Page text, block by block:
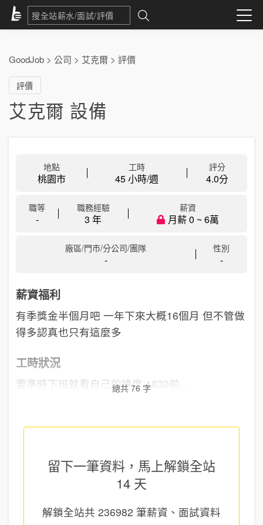
GoodJob > 公司 > 艾克爾 > 評價
評價
艾克爾 設備
地點
桃園市
工時
45 小時/週
評分
4.0分
職等
-
職務經驗
3 年
薪資
月薪 0 ~ 6萬
廠區/門市/分公司/團隊
-
性別
-
薪資福利
有季獎金半個月吧 一年下來大概16個月 但不管做
得多認真也只有這麼多
工時狀況
要準時下班就看自己的速度 1830前...
總共 76 字
留下一筆資料，馬上解鎖全站
14 天
解鎖全站共 236982 筆薪資、面試資料